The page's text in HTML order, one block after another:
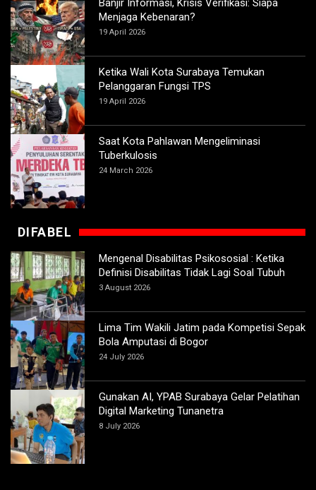
Banjir Informasi, Krisis Verifikasi: Siapa
Menjaga Kebenaran?
19 April 2026
Ketika Wali Kota Surabaya Temukan
Pelanggaran Fungsi TPS
19 April 2026
Saat Kota Pahlawan Mengeliminasi
Tuberkulosis
24 March 2026
DIFABEL
Mengenal Disabilitas Psikososial : Ketika
Definisi Disabilitas Tidak Lagi Soal Tubuh
3 August 2026
Lima Tim Wakili Jatim pada Kompetisi Sepak
Bola Amputasi di Bogor
24 July 2026
Gunakan AI, YPAB Surabaya Gelar Pelatihan
Digital Marketing Tunanetra
8 July 2026